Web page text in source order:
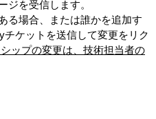
ジを受信します。
る場合、または誰かを追加す
チケットを送信して変更をリク
シップの変更は、技術担当者の